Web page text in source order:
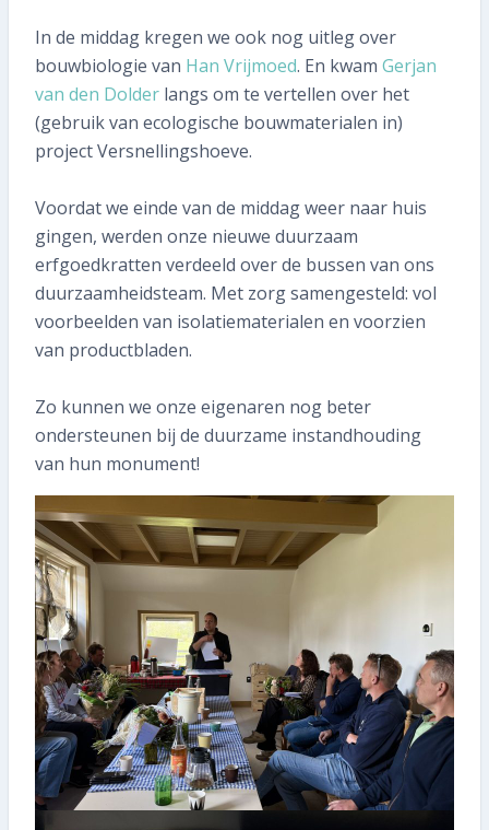
In de middag kregen we ook nog uitleg over
bouwbiologie van Han Vrijmoed. En kwam Gerjan
van den Dolder langs om te vertellen over het
(gebruik van ecologische bouwmaterialen in)
project Versnellingshoeve.
Voordat we einde van de middag weer naar huis
gingen, werden onze nieuwe duurzaam
erfgoedkratten verdeeld over de bussen van ons
duurzaamheidsteam. Met zorg samengesteld: vol
voorbeelden van isolatiematerialen en voorzien
van productbladen.
Zo kunnen we onze eigenaren nog beter
ondersteunen bij de duurzame instandhouding
van hun monument!